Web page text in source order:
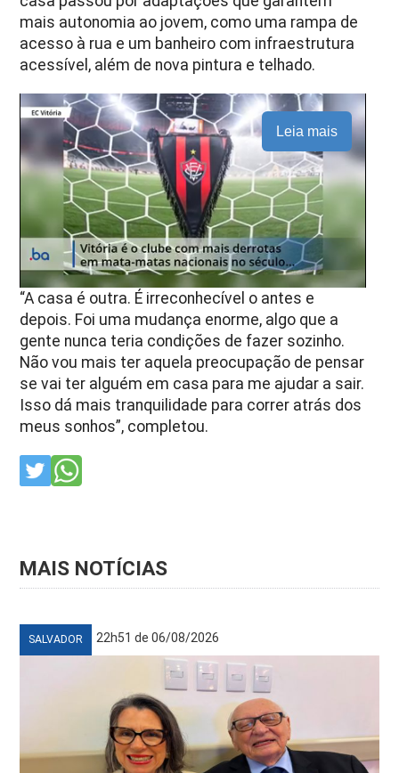
mais autonomia ao jovem, como uma rampa de
acesso à rua e um banheiro com infraestrutura
acessível, além de nova pintura e telhado.
Leia mais
“A casa é outra. É irreconhecível o antes e
depois. Foi uma mudança enorme, algo que a
gente nunca teria condições de fazer sozinho.
Não vou mais ter aquela preocupação de pensar
se vai ter alguém em casa para me ajudar a sair.
Isso dá mais tranquilidade para correr atrás dos
meus sonhos”, completou.
MAIS NOTÍCIAS
SALVADOR 22h51 de 06/08/2026